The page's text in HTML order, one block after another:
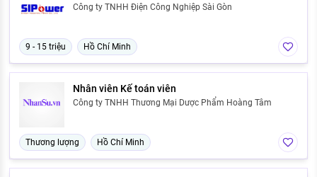
Công ty TNHH Điện Công Nghiệp Sài Gòn
9 - 15 triệu Hồ Chí Minh
Nhân viên Kế toán viên
Công ty TNHH Thương Mại Dược Phẩm Hoàng Tâm
Thương lượng Hồ Chí Minh